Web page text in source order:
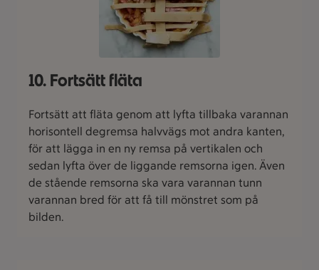
10. Fortsätt fläta
Fortsätt att fläta genom att lyfta tillbaka varannan
horisontell degremsa halvvägs mot andra kanten,
för att lägga in en ny remsa på vertikalen och
sedan lyfta över de liggande remsorna igen. Även
de stående remsorna ska vara varannan tunn
varannan bred för att få till mönstret som på
bilden.